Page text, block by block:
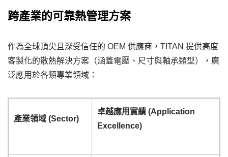
跨產業的可靠熱管理方案
作為全球頂尖且深受信任的 OEM 供應商，TITAN 提供高度
客製化的散熱解決方案（涵蓋電壓、尺寸與軸承類型），廣
泛應用於各類專業領域：
產業領域 (Sector)
卓越應用實績 (Application
Excellence)